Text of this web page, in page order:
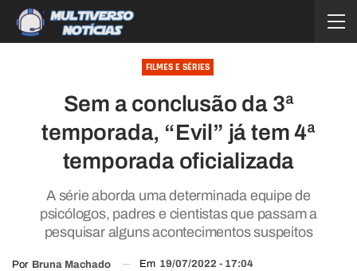
FILMES E SÉRIES
Sem a conclusão da 3ª
temporada, “Evil” já tem 4ª
temporada oficializada
A série aborda uma determinada equipe de
psicólogos, padres e cientistas que passam a
pesquisar alguns acontecimentos suspeitos
Por Bruna Machado Em 19/07/2022 - 17:04